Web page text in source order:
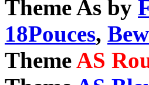
Theme As by
18Pouces,
ThemeAS